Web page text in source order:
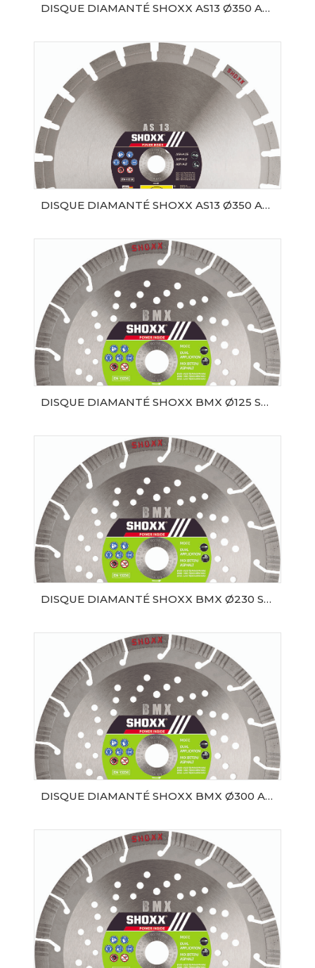
DISQUE DIAMANTÉ SHOXX AS13 Ø350 AL20 SAMEDIA
AJOUTER AU PANIER
DISQUE DIAMANTÉ SHOXX AS13 Ø350 AL25.4 SAMEDIA
AJOUTER AU PANIER
DISQUE DIAMANTÉ SHOXX BMX Ø125 SAMEDIA
AJOUTER AU PANIER
DISQUE DIAMANTÉ SHOXX BMX Ø230 SAMEDIA
AJOUTER AU PANIER
DISQUE DIAMANTÉ SHOXX BMX Ø300 AL20 SAMEDIA
AJOUTER AU PANIER